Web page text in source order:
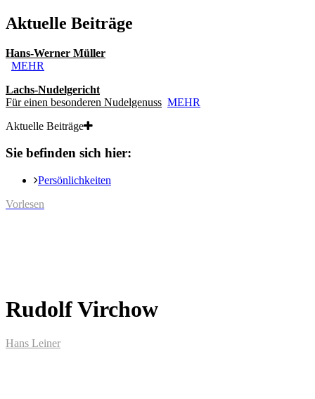
Aktuelle Beiträge
Hans-Werner Müller
MEHR
Lachs-Nudelgericht
Für einen besonderen Nudelgenuss MEHR
Aktuelle Beiträge
Sie befinden sich hier:
Persönlichkeiten
Vorlesen
Rudolf Virchow
Hans Leiner